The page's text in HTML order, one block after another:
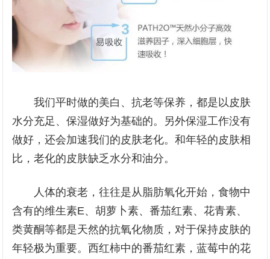
我们平时做的美白、抗老等保养，都是以皮肤
水分充足、保湿做好为基础的。另外保湿工作没有
做好，还会加速我们的皮肤老化。和年轻的皮肤相
比，老化的皮肤缺乏水分和油分。
人体的衰老，往往是从脂肪氧化开始，食物中
含有的维生素E、胡萝卜素、番茄红素、花青素、
类黄酮等都是天然的抗氧化物质，对于保持皮肤的
年轻极为重要。西红柿中的番茄红素，蓝莓中的花